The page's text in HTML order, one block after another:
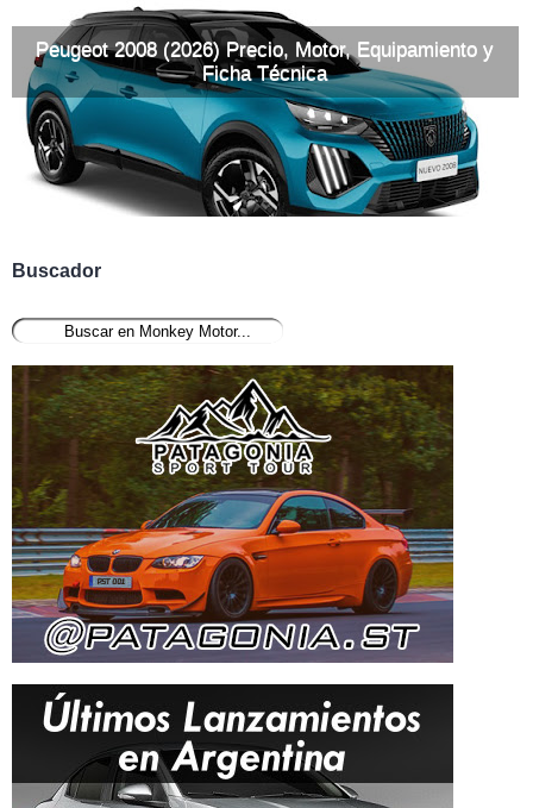
Peugeot 2008 (2026) Precio, Motor, Equipamiento y
Ficha Técnica
Buscador